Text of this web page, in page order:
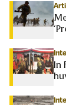
In